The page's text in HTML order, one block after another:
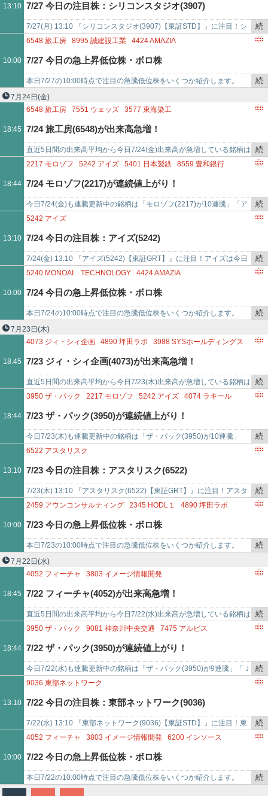
事
で
13:10 7/27 今日の注目株：シリコンスタジオ(3907)
7/27(月) 13:10 『シリコンスタジオ(3907)【東証STD】』に注目！シ
リコンスタジオは今日現在、上昇中。このまま現在の株価で終了する
続
き
事
10:00
6548 旅工房 8995 誠建設工業 4424AMAZIA
YCPホールディングス（グローバル）
大黒屋ホールディングス 4833
DEF CONSULTING
7800アミファ 4381ビープラッツ
5240MONOAI TECHNOLOGY
7/27 今日の急上昇低位株・ボロ株
本日7/27の10:00時点で注目の急騰低位株をいくつか紹介します。
「旅工房(6548) - 値上がり率は+15%超え」「誠建設工業(8995) -…
続
を
で
7月24日 (金)
18:45
6548 旅工房 7551 ウェッズ 3577 東海染工
三井松島ホールディングス 3912
シリコンスタジオ 5945 天龍製鋸
3841ジーダット 2673夢みつけ隊
7/24 旅工房(6548)が出来高急増！
直近5日間の出来高平均から今日7/24(金)出来高が急増している銘柄は
「旅工房(6548)が出来高平均比53.037倍」「ウェッズ(7551)が出来…
続
き
事
で
18:44
2217 モロゾフ 5242 アイズ 5401 日本製鉄 8559 豊和銀行
アシードホールディングス 4523
エヌアイシ・オートテック 2484出前館
4441トビラシステムズ
7/24 モロゾフ(2217)が連続値上がり！
今日7/24(金)も連騰更新中の銘柄は「モロゾフ(2217)が10連騰」「ア
イズ(5242)が9連騰」「日本製鉄(5401)が9連騰」「豊和銀行(8…
続
き
事
で
13:10
5242 アイズ
7/24 今日の注目株：アイズ(5242)
7/24(金) 13:10 『アイズ(5242)【東証GRT】』に注目！アイズは今日
現在、上昇中。このまま現在の株価で終了すると、7/13(月)から…
続
き
事
10:00
5240 MONOAI TECHNOLOGY 4424AMAZIA
オンコセラピー・サイエンス 2484
アクセルマーク 4935
リベルタ
7034プロレド・パートナーズ 6993大黒屋ホールディングス
7551ウェッズ
7/24 今日の急上昇低位株・ボロ株
本日7/24の10:00時点で注目の急騰低位株をいくつか紹介します。
「ｍｏｎｏＡＩ ｔｅｃｈｎｏｌｏｇｙ(5240) - 値上がり率は+15%超
え」…
続
を
で
7月23日 (木)
18:45
4073 ジィ・シィ企画 4890 坪田ラボ 3988 SYSホールディングス
巴川コーポレーション
アウンコンサルティング
平山ホールディングス 5928 アルメタックス
9441ベルパーク
7/23 ジィ・シィ企画(4073)が出来高急増！
直近5日間の出来高平均から今日7/23(木)出来高が急増している銘柄は
「ジィ・シィ企画(4073)が出来高平均比71.994倍」「坪田ラボ
続
き
事
で
18:44
3950 ザ・パック 2217 モロゾフ 5242 アイズ 4074 ラキール
日本製鉄 バッファロー 2053
はるやまホールディングス 8559 豊和銀行
7/23 ザ・パック(3950)が連続値上がり！
今日7/23(木)も連騰更新中の銘柄は「ザ・パック(3950)が10連騰」
「モロゾフ(2217)が9連騰」「アイズ(5242)が8連騰」「ラキール(…
続
き
事
で
13:10
6522 アスタリスク
7/23 今日の注目株：アスタリスク(6522)
7/23(木) 13:10 『アスタリスク(6522)【東証GRT】』に注目！アスタ
リスクは今日現在、上昇中。このまま現在の株価で終了すると、
続
き
事
10:00
2459 アウンコンサルティング 2345 HODL１ 4890 坪田ラボ
シリコンスタジオ 8918 ランド 4381
モダリス 9090 AZ－COM丸和ホールディングス
6217津田駒工業 3260エスポア
7/23 今日の急上昇低位株・ボロ株
本日7/23の10:00時点で注目の急騰低位株をいくつか紹介します。
「アウンコンサルティング(2459) - 値上がり率は+30%超え」「ＨＯ
ＤＬ１…
続
を
で
7月22日 (水)
18:45
4052 フィーチャ 3803 イメージ情報開発
3653 モルフォ
オービーシステム 9639 三協フロンテア
4827ビジネス・ワンホールディングス 6200インソース
7/22 フィーチャ(4052)が出来高急増！
直近5日間の出来高平均から今日7/22(水)出来高が急増している銘柄は
「フィーチャ(4052)が出来高平均比292.743倍」「イメージ情報開発
続
き
事
で
18:44
3950 ザ・パック 9081 神奈川中央交通 7475 アルビス
モロゾフ 5242 アイズ
サガミホールディングス 7459 メディパルホールディングス
7/22 ザ・パック(3950)が連続値上がり！
今日7/22(水)も連騰更新中の銘柄は「ザ・パック(3950)が9連騰」「Ｊ
ＳＨ(150A)が8連騰」「神奈川中央交通(9081)が8連騰」「アルビ…
続
き
事
で
13:10
9036 東部ネットワーク
7/22 今日の注目株：東部ネットワーク(9036)
7/22(水) 13:10 『東部ネットワーク(9036)【東証STD】』に注目！東
部ネットワークは今日現在、上昇中。このまま現在の株価で終了する
続
き
事
10:00
4052 フィーチャ 3803 イメージ情報開発 6200 インソース
AMAZIA 3900クラウドワークス 4597
ケイファーマ 3996サインポスト
7/22 今日の急上昇低位株・ボロ株
本日7/22の10:00時点で注目の急騰低位株をいくつか紹介します。
「フィーチャ(4052) - 値上がり率は+30%超え」「イメージ情報開発
続